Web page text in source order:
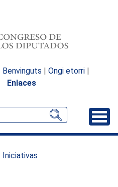
Benvinguts | Ongi etorri |
Enlaces
Iniciativas